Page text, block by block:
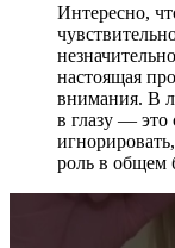
Интересно,
настоящая
внимания. В
в глазу — это
роль в общем